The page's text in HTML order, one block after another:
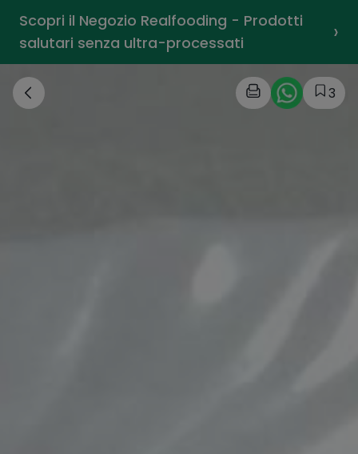
Scopri il Negozio Realfooding - Prodotti
salutari senza ultra-processati
›
3